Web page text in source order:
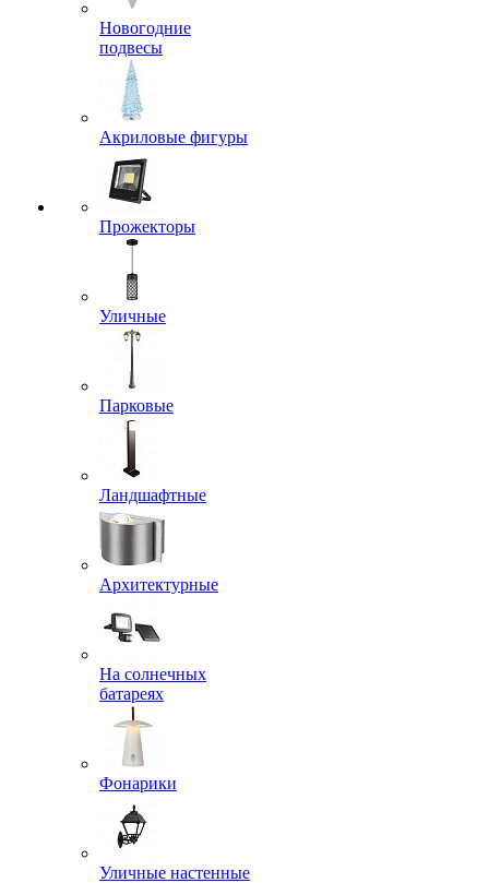
Новогодние
подвесы
Акриловые фигуры
Прожекторы
Уличные
Парковые
Ландшафтные
Архитектурные
На солнечных
батареях
Фонарики
Уличные настенные